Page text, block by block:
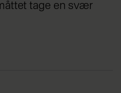
tage en svær